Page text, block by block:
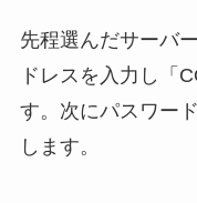
先程選んだサーバ
ドレスを入力し「
す。次にパスワー
します。